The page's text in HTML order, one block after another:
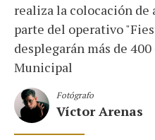
realiza la colocación de
parte del operativo
desplegarán más de
Municipal
Fotógrafo
Víctor Arenas